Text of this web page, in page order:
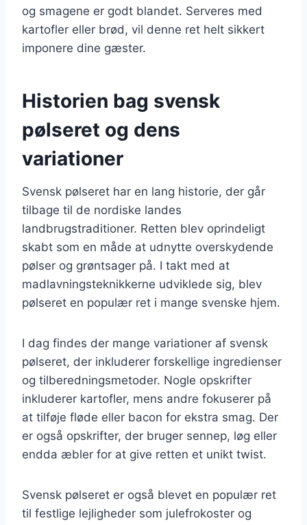
og smagene er godt blandet. Serveres med
kartofler eller brød, vil denne ret helt sikkert
imponere dine gæster.
Historien bag svensk
pølseret og dens
variationer
Svensk pølseret har en lang historie, der går
tilbage til de nordiske landes
landbrugstraditioner. Retten blev oprindeligt
skabt som en måde at udnytte overskydende
pølser og grøntsager på. I takt med at
madlavningsteknikkerne udviklede sig, blev
pølseret en populær ret i mange svenske hjem.
I dag findes der mange variationer af svensk
pølseret, der inkluderer forskellige ingredienser
og tilberedningsmetoder. Nogle opskrifter
inkluderer kartofler, mens andre fokuserer på
at tilføje fløde eller bacon for ekstra smag. Der
er også opskrifter, der bruger sennep, løg eller
endda æbler for at give retten et unikt twist.
Svensk pølseret er også blevet en populær ret
til festlige lejligheder som julefrokoster og